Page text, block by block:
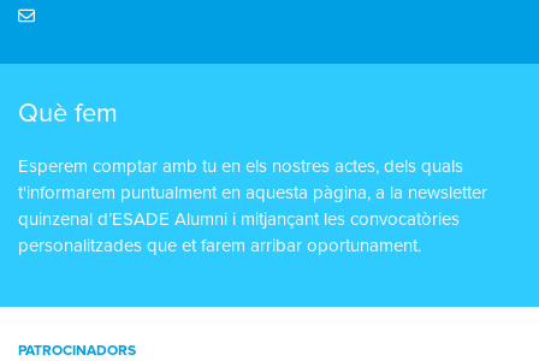
Què fem
Esperem comptar amb tu en els nostres actes, dels quals
t'informarem puntualment en aquesta pàgina, a la newsletter
quinzenal d’ESADE Alumni i mitjançant les convocatòries
personalitzades que et farem arribar oportunament.
PATROCINADORS